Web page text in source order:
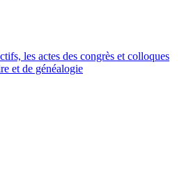
les actes des congrès et colloques
et de généalogie